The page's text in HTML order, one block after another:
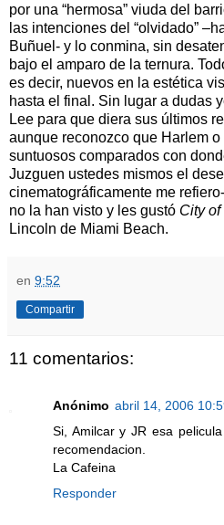
por una “hermosa” viuda del
las intenciones del “olvidado”
Buñuel- y lo conmina, sin
bajo el amparo de la ternura.
es decir, nuevos en la estética
hasta el final. Sin lugar a dudas
Lee para que diera sus últimos
aunque reconozco que Harlem
suntuosos comparados con
Juzguen ustedes mismos el
cinematográficamente me
no la han visto y les gustó City
Lincoln de Miami Beach.
en 9:52
Compartir
11 comentarios:
Anónimo abril 14, 2006
Si, Amilcar y JR esa
recomendacion.
La Cafeina
Responder